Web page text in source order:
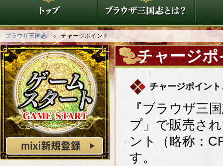
ブラウザ三国志 チャージポイント
チャージ
チャージポイン
『ブラウザ三
プ」で販売さ
ント（略称：
す。